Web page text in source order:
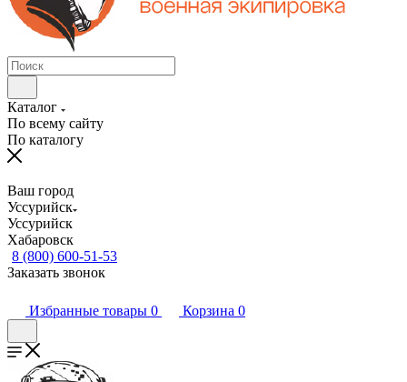
Каталог
По всему сайту
По каталогу
Ваш город
Уссурийск
Уссурийск
Хабаровск
8 (800) 600-51-53
Заказать звонок
Избранные товары 0 Корзина 0